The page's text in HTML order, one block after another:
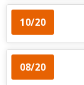
10/20
08/20